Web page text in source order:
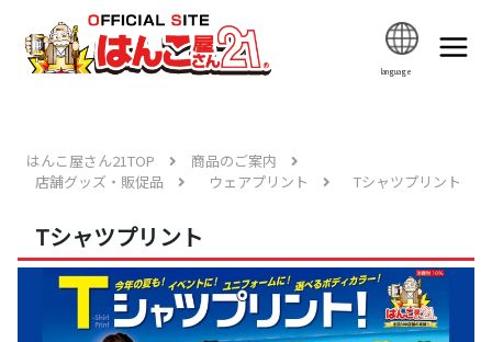
language
はんこ屋さん21TOP
商品のご案内
店舗グッズ・販促品
ウェアプリント Tシャツプリント
Tシャツプリント